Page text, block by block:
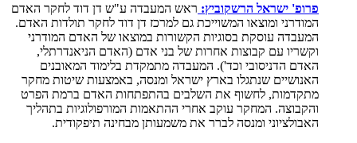
פרופ' ישראל הרשקוביץ: ראש המעבדה ע"ש דן דוד לחקר האדם
המודרני ומוצאו המשוייכת גם למרכז דן דוד לחקר תולדות האדם.
המעבדה עוסקת בסוגיות הקשורות במוצאו של האדם המודרני
וקשריו עם קבוצות אחרות של בני אדם (האדם הניאנדרתלי,
האדם הדניסובי וכד'). המעבדה מתמקדת בלימוד המאובנים
האנושיים שנתגלו בארץ ישראל ומנסה, באמצעות שיטות מחקר
מתקדמות, לחשוף את השלבים בהתפתחות האדם ברמת הפרט
והקבוצה. המחקר עוקב אחרי ההתאמות המורפולוגיות בתהליך
האבולציוני ומנסה לברר את משמעותן מבחינה תיפקודית.